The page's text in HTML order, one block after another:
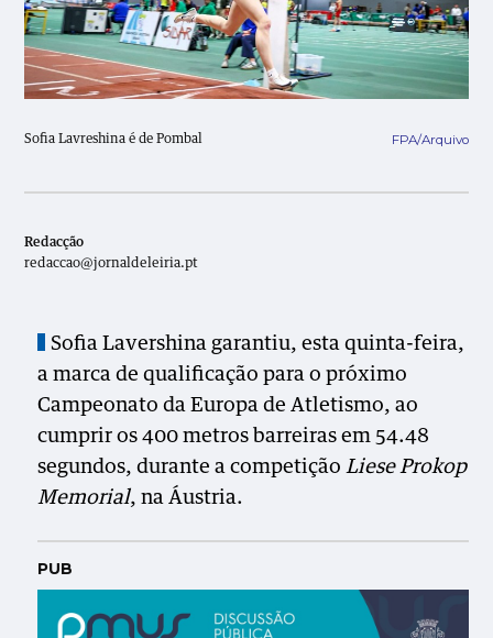
Sofia Lavreshina é de Pombal FPA/Arquivo
Redacção
redaccao@jornaldeleiria.pt
Sofia Lavershina garantiu, esta quinta-feira,
a marca de qualificação para o próximo
Campeonato da Europa de Atletismo, ao
cumprir os 400 metros barreiras em 54.48
segundos, durante a competiçãoLiese Prokop
Memorial, na Áustria.
PUB